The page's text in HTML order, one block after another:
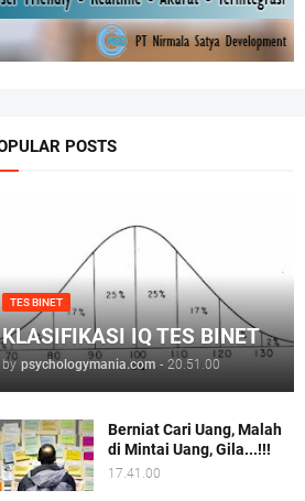
POSTS
TES BINET
KLASIFIKASI IQ TES BINET
by psychologymania.com - 20.51.00
Berniat Cari Uang, Malah
di Mintai Uang, Gila...!!!
17.41.00